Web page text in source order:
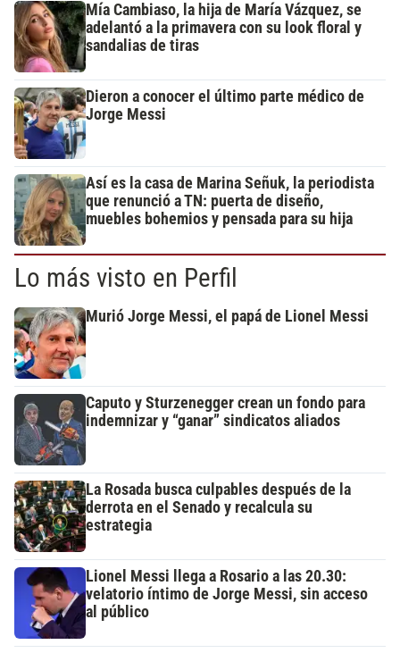
Mía Cambiaso, la hija de María Vázquez, se
adelantó a la primavera con su look floral y
sandalias de tiras
Dieron a conocer el último parte médico de
Jorge Messi
Así es la casa de Marina Señuk, la periodista
que renunció a TN: puerta de diseño,
muebles bohemios y pensada para su hija
Lo más visto en Perfil
Murió Jorge Messi, el papá de Lionel Messi
Caputo y Sturzenegger crean un fondo para
indemnizar y “ganar” sindicatos aliados
La Rosada busca culpables después de la
derrota en el Senado y recalcula su
estrategia
Lionel Messi llega a Rosario a las 20.30:
velatorio íntimo de Jorge Messi, sin acceso
al público